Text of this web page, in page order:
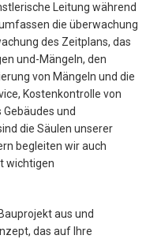
Leitung während
die überwachung
des Zeitplans, das
und-Mängeln, den
von Mängeln und die
Kostenkontrolle von
und
die Säulen unserer
begleiten wir auch
wichtigen
aus und
das auf Ihre